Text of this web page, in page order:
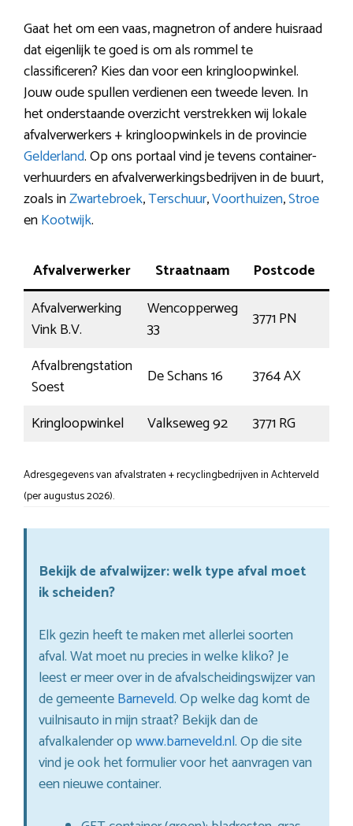
Gaat het om een vaas, magnetron of andere huisraad
dat eigenlijk te goed is om als rommel te
classificeren? Kies dan voor een kringloopwinkel.
Jouw oude spullen verdienen een tweede leven. In
het onderstaande overzicht verstrekken wij lokale
afvalverwerkers + kringloopwinkels in de provincie
Gelderland. Op ons portaal vind je tevens container-
verhuurders en afvalverwerkingsbedrijven in de buurt,
zoals inZwartebroek,Terschuur,Voorthuizen,Stroe
enKootwijk.
Afvalverwerker Straatnaam Postcode
Afvalverwerking
Vink B.V.
Wencopperweg
33
3771 PN
Afvalbrengstation
Soest
De Schans 16 3764 AX
Kringloopwinkel
Valkseweg 92 3771 RG
Adresgegevens van afvalstraten + recyclingbedrijven in Achterveld
(per augustus 2026).
Bekijk de afvalwijzer: welk type afval moet
ik scheiden?
Elk gezin heeft te maken met allerlei soorten
afval. Wat moet nu precies in welke kliko? Je
leest er meer over in de afvalscheidingswijzer van
de gemeenteBarneveld. Op welke dag komt de
vuilnisauto in mijn straat? Bekijk dan de
afvalkalender opwww.barneveld.nl. Op die site
vind je ook het formulier voor het aanvragen van
een nieuwe container.